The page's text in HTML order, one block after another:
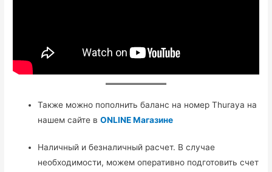
Также можно пополнить баланс на номер Thuraya на
нашем сайте вONLINE Магазине
Наличный и безналичный расчет. В случае
необходимости, можем оперативно подготовить счет